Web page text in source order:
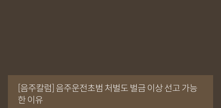
[음주칼럼] 음주운전초범 처벌도 벌금 이상 선고 가능
한 이유